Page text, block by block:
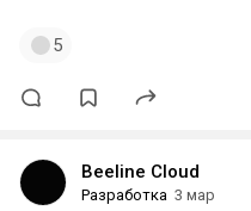
5
Beeline Cloud
Разработка 3 мар